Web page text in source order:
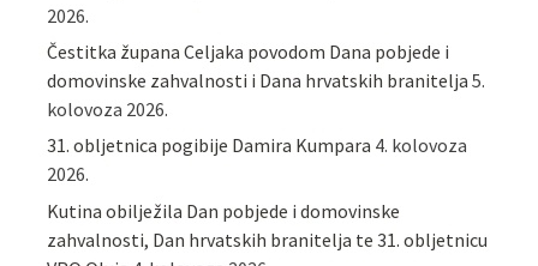
2026.
Čestitka župana Celjaka povodom Dana pobjede i
domovinske zahvalnosti i Dana hrvatskih branitelja 5.
kolovoza 2026.
31. obljetnica pogibije Damira Kumpara 4. kolovoza
2026.
Kutina obilježila Dan pobjede i domovinske
zahvalnosti, Dan hrvatskih branitelja te 31. obljetnicu